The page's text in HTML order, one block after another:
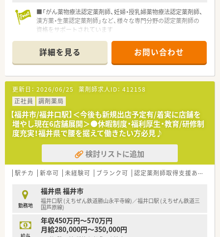
■ラウンダー薬剤師を多数配置しているため、急な体調不良や家
庭の事情によるお休みに対しても、柔軟にサポートし合える体制
があります。
■産休や育休、介護休暇の取得実績も豊富であり、ライフイベン
トに合わせて無理なくキャリアを継続できる風土がしっかりと
根付いています。
■「がん薬物療法認定薬剤師、妊婦・授乳婦薬物療法認定薬剤師、
漢方薬・生薬認定薬剤師」など、様々な専門分野の認定薬剤師の
資格をサポートされています
以上で有給消化率はほぼ100%！連続休暇制度もございます
■ご経験等を考慮上、高年収650万円でお迎えいたします！お気
軽にお問い合わせください
■独立支援制度もあり、実績もございます
詳細を見る お問い合わせ
更新日： 2026/06/25 薬剤師求人ID： 412158
正社員
調剤薬局
【福井市/福井口駅】＜今後も新規出店予定有/着実に店舗を
増やし現在6店舗展開＞●休暇制度・福利厚生・教育/研修制
度充実！福井県で腰を据えて働きたい方必見♪
検討リストに追加
駅チカ 新卒可 未経験可 ブランク可 認定薬剤師取得支援あり
勤務地
福井県 福井市
福井口駅 (えちぜん鉄道勝山永平寺線)／福井口駅 (えちぜん鉄道三
国芦原線)
年収450万円～570万円
月給280,000円～350,000円